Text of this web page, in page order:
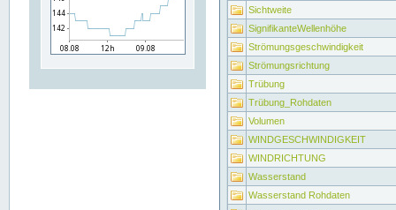
Sichtweite
SignifikanteWellenhöhe
Strömungsgeschwindigkeit
Strömungsrichtung
Trübung
Trübung_Rohdaten
Volumen
WINDGESCHWINDIGKEIT
WINDRICHTUNG
Wasserstand
Wasserstand Rohdaten